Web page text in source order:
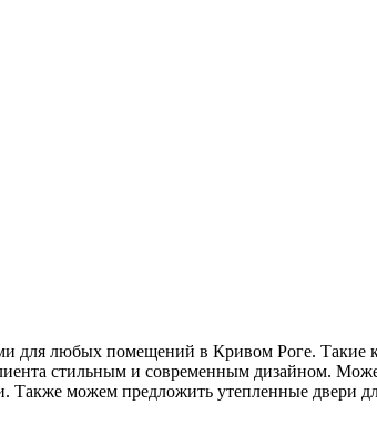
для любых помещений в Кривом Роге. Такие
стильным и современным дизайном.
Также можем предложить утепленные двери